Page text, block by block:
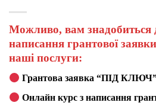
Можливо, вам знадобиться
написання грантової
наші послуги:
Грантова заявка “ПІД
Онлайн курс з написання